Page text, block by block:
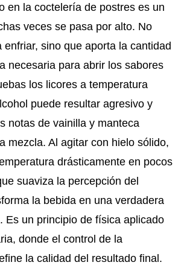
en la coctelería de postres es un
veces se pasa por alto. No
enfriar, sino que aporta la cantidad
necesaria para abrir los sabores
los licores a temperatura
puede resultar agresivo y
notas de vainilla y manteca
mezcla. Al agitar con hielo sólido,
drásticamente en pocos
suaviza la percepción del
la bebida en una verdadera
Es un principio de física aplicado
donde el control de la
la calidad del resultado final.